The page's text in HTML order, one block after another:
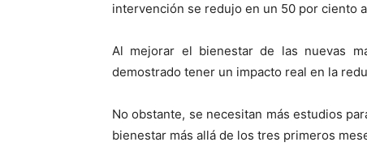
intervención se redujo en un 50 por ciento
Al mejorar el bienestar de las nuevas
demostrado tener un impacto real en la
No obstante, se necesitan más estudios
bienestar más allá de los tres primeros